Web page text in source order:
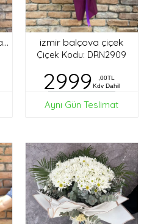
Seramikte Tasarım Aranjman
izmir balçova çiçek
Çiçek Kodu: DRN2909
2999
,00TL
Kdv Dahil
Aynı Gün Teslimat